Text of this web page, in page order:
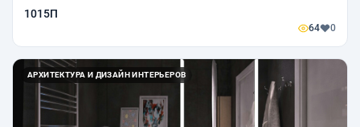
1015П
64 0
АРХИТЕКТУРА И ДИЗАЙН ИНТЕРЬЕРОВ